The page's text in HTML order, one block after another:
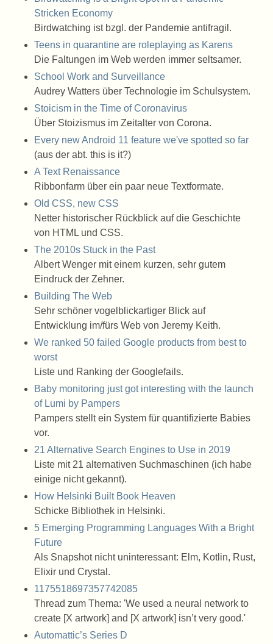
Stricken Economy
Birdwatching ist bzgl. der Pandemie antifragil.
Teens in quarantine are roleplaying as Karens
Die Faltungen im Web werden immer seltsamer.
School Work and Surveillance
Audrey Watters über Technologie im Schulsystem.
Stoicism in the Time of Coronavirus
Über Stoizismus im Zeitalter von Corona.
Every new Android 11 feature we've spotted so far
(aus der abt. this is it?)
A Text Renaissance
Ribbonfarm über ein paar neue Textformate.
Old CSS, new CSS
Netter historischer Rückblick auf die Geschichte
von HTML und CSS.
The 2010s Stuck in the Past
Albert Wenger mit einem kurzen, sehr gutem
Eindruck der Zehner.
Building The Web
Sehr schöner vogelblickartiger Blick auf
Entwicklung im/fürs Web von Jeremy Keith.
We ranked 50 failed Google products from best to
worst
Liste und Ranking der Googlefails.
Baby monitoring just got interesting with the launch
of Lumi by Pampers
Pampers stellt ein System für quantifizierte Babies
vor.
21 Alternative Search Engines to Use in 2019
Liste mit 21 alternativen Suchmaschinen (ich habe
einige nicht gekannt).
How Helsinki Built Book Heaven
Schicke Bibliothek in Helsinki.
5 Emerging Programming Languages With a Bright
Future
Als Snapshot nicht uninteressant: Elm, Kotlin, Rust,
Elixir und Crystal.
1175518697357742085
Thread zum Thema: 'We used a neural network to
create [X artwork] and [X artwork] isn’t very good.'
Automattic’s Series D